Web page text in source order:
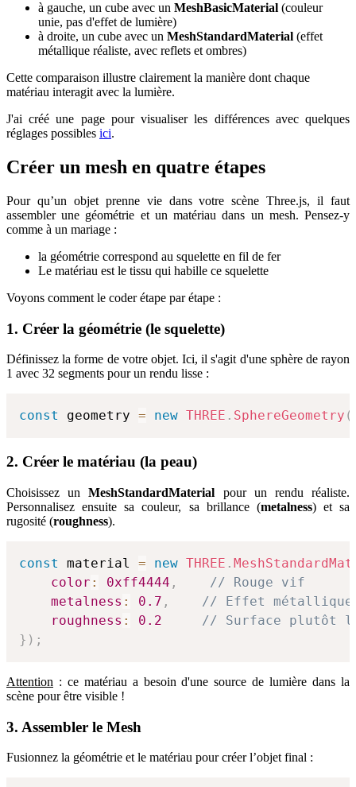
à gauche, un cube avec un MeshBasicMaterial (couleur
unie, pas d'effet de lumière)
à droite, un cube avec un MeshStandardMaterial (effet
métallique réaliste, avec reflets et ombres)
Cette comparaison illustre clairement la manière dont chaque
matériau interagit avec la lumière.
J'ai créé une page pour visualiser les différences avec quelques
réglages possibles ici.
Créer un mesh en quatre étapes
Pour qu’un objet prenne vie dans votre scène Three.js, il faut
assembler une géométrie et un matériau dans un mesh. Pensez-y
comme à un mariage :
la géométrie correspond au squelette en fil de fer
Le matériau est le tissu qui habille ce squelette
Voyons comment le coder étape par étape :
1. Créer la géométrie (le squelette)
Définissez la forme de votre objet. Ici, il s'agit d'une sphère de rayon
1 avec 32 segments pour un rendu lisse :
const geometry = new THREE . SphereGeometry (
2. Créer le matériau (la peau)
Choisissez unMeshStandardMaterial pour un rendu réaliste.
Personnalisez ensuite sa couleur, sa brillance (metalness) et sa
rugosité (roughness).
const material = new THREE .
color : 0xff4444 ,
// Rouge vif
metalness : 0.7 ,
// Effet métallique
roughness : 0.2
// Surface plutôt
} ) ;
Attention : ce matériau a besoin d'une source de lumière dans la
scène pour être visible !
3. Assembler le Mesh
Fusionnez la géométrie et le matériau pour créer l’objet final :